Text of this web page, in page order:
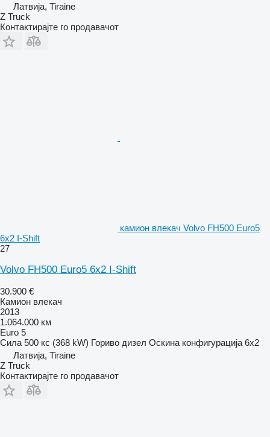
Латвија, Tiraine
Z Truck
Контактирајте го продавачот
камион влекач Volvo FH500 Euro5
6x2 I-Shift
27
Volvo FH500 Euro5 6x2 I-Shift
30.900 €
Камион влекач
2013
1.064.000 км
Euro 5
Сила 500 кс (368 kW) Гориво дизел Оскина конфигурација 6x2
Латвија, Tiraine
Z Truck
Контактирајте го продавачот